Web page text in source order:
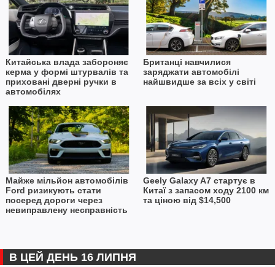
Китайська влада забороняє
керма у формі штурвалів та
приховані дверні ручки в
автомобілях
Британці навчилися
заряджати автомобілі
найшвидше за всіх у світі
Майже мільйон автомобілів
Ford ризикують стати
посеред дороги через
невиправлену несправність
Geely Galaxy A7 стартує в
Китаї з запасом ходу 2100 км
та ціною від $14,500
В ЦЕЙ ДЕНЬ 16 ЛИПНЯ